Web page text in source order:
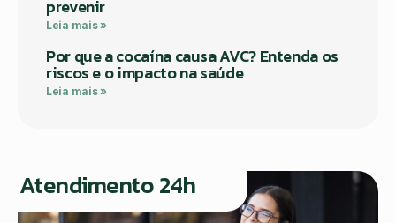
prevenir
Leia mais »
Por que a cocaína causa AVC? Entenda os
riscos e o impacto na saúde
Leia mais »
Atendimento 24h